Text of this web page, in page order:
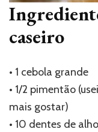
caseiro
• 1 cebola grande
• 1/2 pimentão
mais gostar)
• 10 dentes de alho